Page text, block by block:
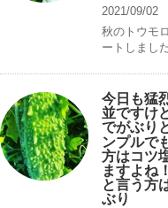
2021/09/02
秋のトウモ
ートしまし
今日も猛
並ですけ
でがぶり
ンプルで
方はコツ
ますよね
と言う方
ぶり